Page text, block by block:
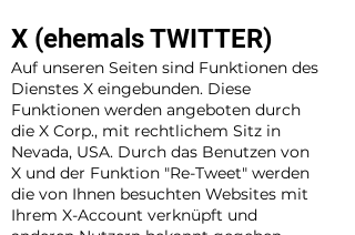
X (ehemals TWITTER)
Auf unseren Seiten sind Funktionen des
Dienstes X eingebunden. Diese
Funktionen werden angeboten durch
die X Corp., mit rechtlichem Sitz in
Nevada, USA. Durch das Benutzen von
X und der Funktion "Re-Tweet" werden
die von Ihnen besuchten Websites mit
Ihrem X-Account verknüpft und